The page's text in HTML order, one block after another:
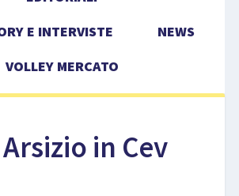
E INTERVISTE
NEWS
VOLLEY MERCATO
in Cev